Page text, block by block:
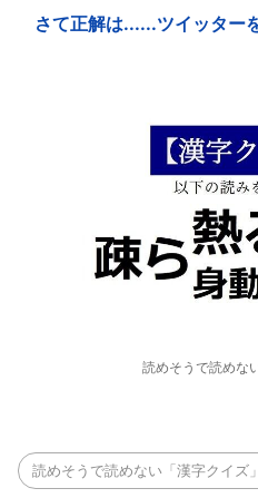
さて正解は......ツイッター
読めそうで読めな
読めそうで読めない「漢字クイズ」